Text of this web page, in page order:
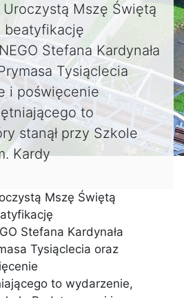
Mszę Świętą
beatyfikację
Stefana Kardynała
Tysiąclecia
i poświęcenie
to
stanął przy Szkole
Kardy
Mszę Świętą
Stefana Kardynała
Tysiąclecia oraz
to wydarzenie,